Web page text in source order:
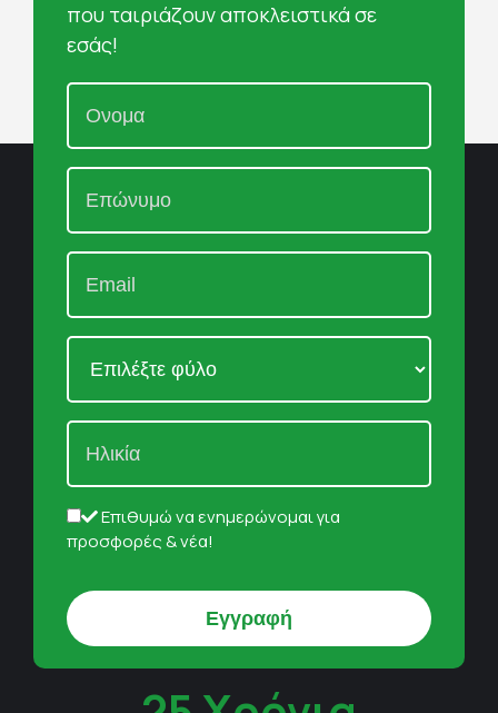
που ταιριάζουν αποκλειστικά σε
εσάς!
Επιθυμώ να ενημερώνομαι για
προσφορές & νέα!